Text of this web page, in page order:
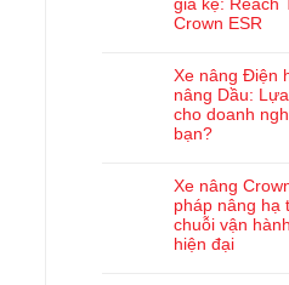
Crown ESR
Xe nâng Điện
nâng Dầu:
cho doanh
bạn?
Xe nâng
pháp nâng hạ
chuỗi vận
hiện đại